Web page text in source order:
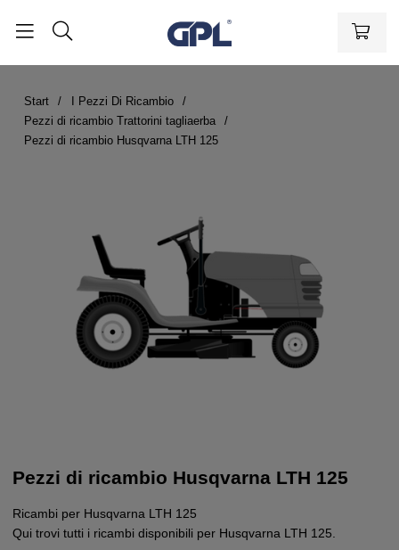
Start
I Pezzi Di Ricambio
Pezzi di ricambio Trattorini tagliaerba
Pezzi di ricambio Husqvarna LTH 125
Pezzi di ricambio Husqvarna LTH 125
Ricambi per Husqvarna LTH 125
Qui trovi tutti i ricambi disponibili per Husqvarna LTH 125.